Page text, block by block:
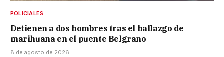
POLICIALES
Detienen a dos hombres tras el hallazgo de
marihuana en el puente Belgrano
8 de agosto de 2026